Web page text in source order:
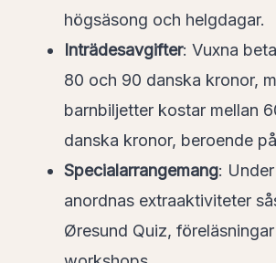
högsäsong och helgdagar.
Inträdesavgifter: Vuxna
80 och 90 danska kronor,
barnbiljetter kostar mellan
danska kronor, beroende
Specialarrangemang:
anordnas extraaktiviteter
Øresund Quiz,